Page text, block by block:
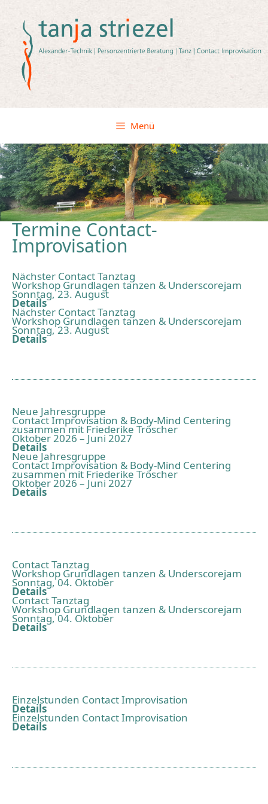
springen
Menü
Termine Contact-
Improvisation
Nächster Contact Tanztag
Workshop Grundlagen tanzen & Underscorejam
Sonntag, 23. August
Details
Nächster Contact Tanztag
Workshop Grundlagen tanzen & Underscorejam
Sonntag, 23. August
Details
Neue Jahresgruppe
Contact Improvisation & Body-Mind Centering
zusammen mit Friederike Tröscher
Oktober 2026 – Juni 2027
Details
Neue Jahresgruppe
Contact Improvisation & Body-Mind Centering
zusammen mit Friederike Tröscher
Oktober 2026 – Juni 2027
Details
Contact Tanztag
Workshop Grundlagen tanzen & Underscorejam
Sonntag, 04. Oktober
Details
Contact Tanztag
Workshop Grundlagen tanzen & Underscorejam
Sonntag, 04. Oktober
Details
Einzelstunden Contact Improvisation
Details
Einzelstunden Contact Improvisation
Details